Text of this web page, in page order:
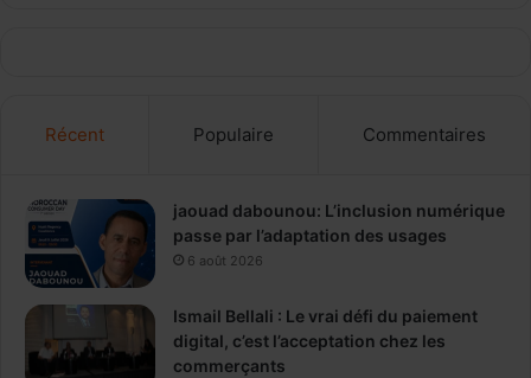
Récent Populaire Commentaires
jaouad dabounou: L’inclusion numérique
passe par l’adaptation des usages
6 août 2026
Ismail Bellali : Le vrai défi du paiement
digital, c’est l’acceptation chez les
commerçants